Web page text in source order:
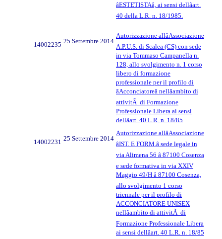
âESTETISTAâ, ai sensi dellâart.
40 della L.R. n. 18/1985.
14002235 25 Settembre 2014
Autorizzazione allâAssociazione
A.P.U.S. di Scalea (CS) con sede
in via Tommaso Campanella n.
128, allo svolgimento n. 1 corso
libero di formazione
professionale per il profilo di
âAcconciatoreâ nellâambito di
attivitÃ di Formazione
Professionale Libera ai sensi
dellâart. 40 L.R. n. 18/85
14002231 25 Settembre 2014
Autorizzazione allâAssociazione
âIST. E FORM.â sede legale in
via Alimena 56 â 87100 Cosenza
e sede formativa in via XXIV
Maggio 49/H â 87100 Cosenza,
allo svolgimento 1 corso
triennale per il profilo di
ACCONCIATORE UNISEX
nellâambito di attivitÃ di
Formazione Professionale Libera
ai sensi dellâart. 40 L.R. n. 18/85